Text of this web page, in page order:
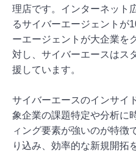
理店です。インターネット
るサイバーエージェントが
ーエージェントが大企業を
対し、サイバーエースはス
援しています。
サイバーエースのインサイ
象企業の課題特定や分析に
ィング要素が強いのが特徴
り込み、効率的な新規開拓